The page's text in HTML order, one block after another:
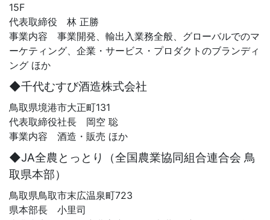
15F
代表取締役 林 正勝
事業内容 事業開発、輸出入業務全般、グローバルでのマ
ーケティング、企業・サービス・プロダクトのブランディ
ング ほか
◆千代むすび酒造株式会社
鳥取県境港市大正町131
代表取締役社長 岡空 聡
事業内容 酒造・販売 ほか
◆JA全農とっとり（全国農業協同組合連合会 鳥
取県本部）
鳥取県鳥取市末広温泉町723
県本部長 小里司